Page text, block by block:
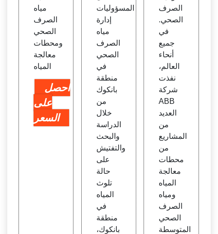
مياه
الصرف
الصحي
ومحطات
معالجة
المياه
احصل
على
السعر
th
المسؤوليات
إدارة
مياه
الصرف
الصحي
في
منطقة
بانكوك
من
خلال
الدراسة
والبحث
والتفتيش
على
حالة
تلوث
المياه
في
منطقة
بانكوك،
صحي
الصرف
الصحي.
في
جميع
أنحاء
العالم،
نفذت
شركة
ABB
العديد
من
المشاريع
من
محطات
معالجة
المياه
ومياه
الصرف
الصحي
المتوسطة